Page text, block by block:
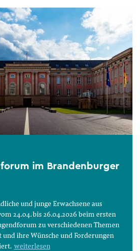
im Brandenburger
und junge Erwachsene aus
24.04. bis 26.04.2026 beim ersten
zu verschiedenen Themen
ihre Wünsche und Forderungen
weiterlesen